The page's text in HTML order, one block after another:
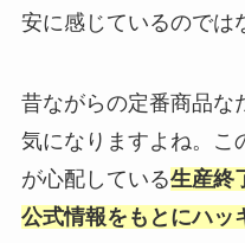
安に感じているのでは
昔ながらの定番商品な
気になりますよね。こ
が心配している生産終
公式情報をもとにハッ